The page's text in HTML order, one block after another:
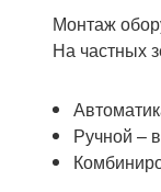
Монтаж
На частных
Ручной –